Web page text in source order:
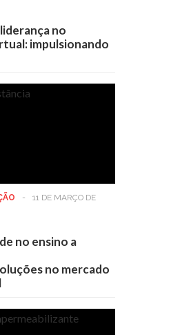
no
impulsionando
-
11 DE MARÇO DE
no ensino a
no mercado